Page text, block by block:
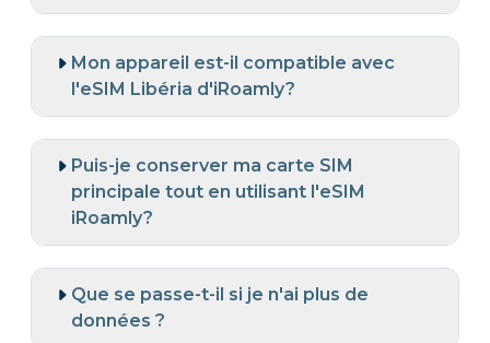
Mon appareil est-il compatible avec
l'eSIM Libéria d'iRoamly?
Puis-je conserver ma carte SIM
principale tout en utilisant l'eSIM
iRoamly?
Que se passe-t-il si je n'ai plus de
données ?